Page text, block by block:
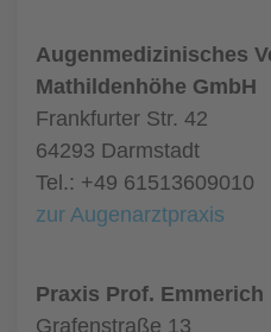
Augenmedizinisches
Mathildenhöhe GmbH
Frankfurter Str. 42
64293 Darmstadt
Tel.: +49 61513609010
zur Augenarztpraxis
Praxis Prof. Emmerich
Grafenstraße 13